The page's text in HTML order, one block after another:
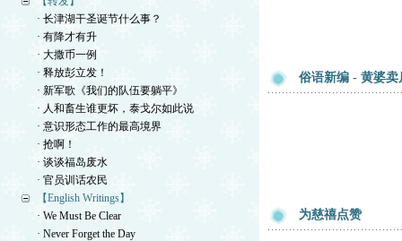
· 长津湖干圣诞节什么事？
· 有降才有升
· 大撒币一例
· 释放彭立发！
· 新军歌《我们的队伍要躺平》
· 人和畜生谁更坏，泰戈尔如此说
· 意识形态工作的最高境界
· 抢啊！
· 谈谈福岛废水
· 官员训话农民
【English Writings】
· We Must Be Clear
· Never Forget the Day
俗语新编 - 黄婆卖
为慈禧点赞